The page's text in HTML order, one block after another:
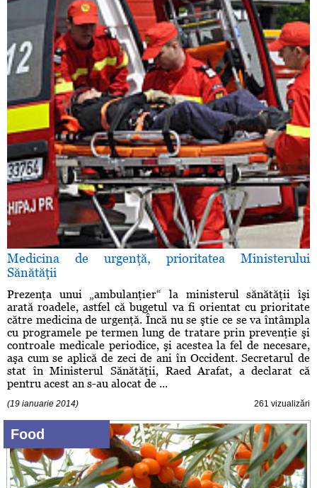
Medicina de urgenţă, prioritatea Ministerului
Sănătăţii
Prezenţa unui „ambulanţier“ la ministerul sănătăţii îşi
arată roadele, astfel că bugetul va fi orientat cu prioritate
către medicina de urgenţă. Încă nu se ştie ce se va întâmpla
cu programele pe termen lung de tratare prin prevenţie şi
controale medicale periodice, şi acestea la fel de necesare,
aşa cum se aplică de zeci de ani în Occident. Secretarul de
stat în Ministerul Sănătăţii, Raed Arafat, a declarat că
pentru acest an s-au alocat de ...
(19 ianuarie 2014) 261 vizualizări
Food